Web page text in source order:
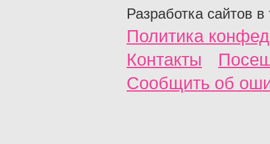
Разработка сайтов в
Политика
Контакты
Сообщить об